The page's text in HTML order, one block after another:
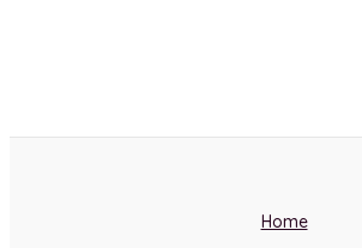
Home